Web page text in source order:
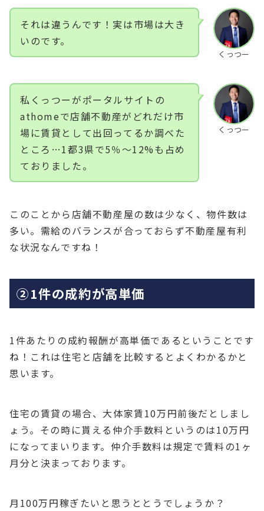
くっつー
それは違うんです！実は市場は大き
いのです。
くっつー
私くっつーがポータルサイトの
athomeで店舗不動産がどれだけ市
場に賃貸として出回ってるか調べた
ところ…1都3県で5％〜12%も占め
ておりました。
このことから店舗不動産屋の数は少なく、物件数は
多い。需給のバランスが合っておらず不動産屋有利
な状況なんですね！
②1件の成約が高単価
1件あたりの成約報酬が高単価であるということです
ね！これは住宅と店舗を比較するとよくわかるかと
思います。
住宅の賃貸の場合、大体家賃10万円前後だとしまし
ょう。その時に貰える仲介手数料というのは10万円
になってまいります。仲介手数料は規定で賃料の1ヶ
月分と決まっております。
月100万円稼ぎたいと思うととうでしょうか？